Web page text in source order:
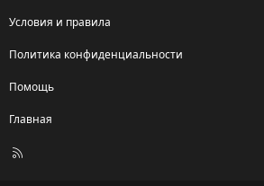
Условия и правила
Политика конфиденциальности
Помощь
Главная
R